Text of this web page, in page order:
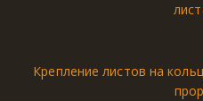
Крепление листов на